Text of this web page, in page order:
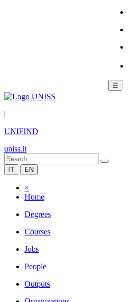
☰
|
UNIFIND
uniss.it
IT EN
×
Home
Degrees
Courses
Jobs
People
Outputs